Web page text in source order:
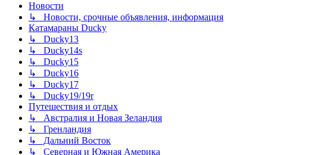
Новости
↳ Новости, срочные объявления, информация
Катамараны Ducky
↳ Ducky13
↳ Ducky14s
↳ Ducky15
↳ Ducky16
↳ Ducky17
↳ Ducky19/19r
Путешествия и отдых
↳ Австралия и Новая Зеландия
↳ Гренландия
↳ Дальний Восток
↳ Северная и Южная Америка